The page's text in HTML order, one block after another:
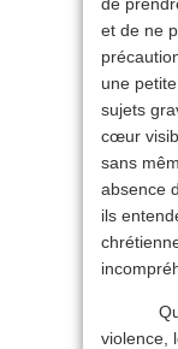
et de ne
une
sujets
cœur
sans
absence
ils
Quant
violence,